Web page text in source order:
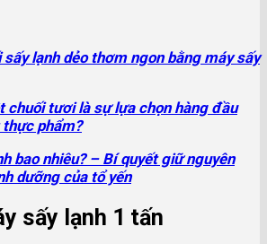
lạnh dẻo thơm ngon bằng máy sấy
chuối tươi là sự lựa chọn hàng đầu
phẩm?
bao nhiêu? – Bí quyết giữ nguyên
dưỡng của tổ yến
sấy lạnh 1 tấn